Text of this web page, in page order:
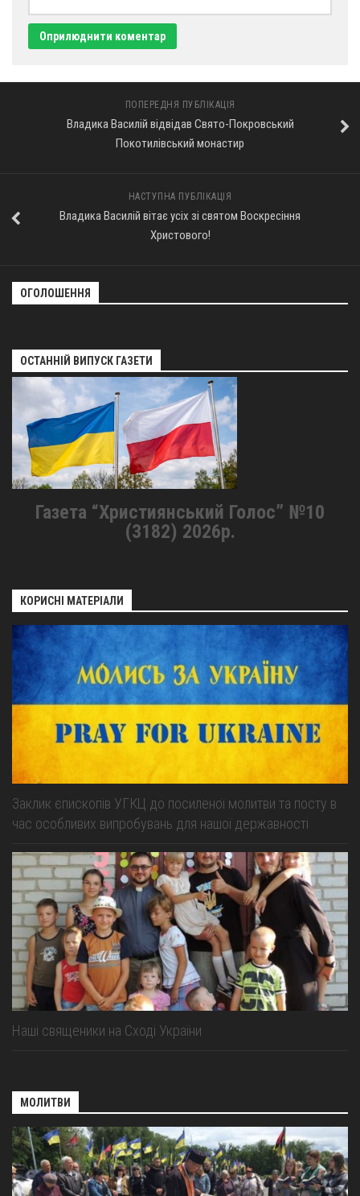
ПОПЕРЕДНЯ ПУБЛІКАЦІЯ
Владика Василій відвідав Свято-Покровський
Покотилівський монастир
НАСТУПНА ПУБЛІКАЦІЯ
Владика Василій вітає усіх зі святом Воскресіння
Христового!
ОГОЛОШЕННЯ
ОСТАННІЙ ВИПУСК ГАЗЕТИ
Газета “Християнський Голос” №10
(3182) 2026р.
КОРИСНІ МАТЕРІАЛИ
Заклик єпископів УГКЦ до посиленої молитви та посту в
час особливих випробувань для нашої державності
Наші священики на Сході України
МОЛИТВИ